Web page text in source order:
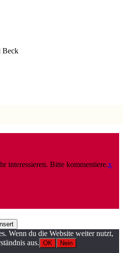
Beck
interessieren. Bitte kommentiere.x
Insert
Wenn du die Website weiter nutzt,
aus. OK
Nein